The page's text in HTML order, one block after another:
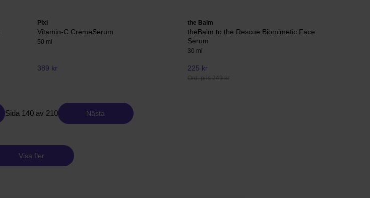
Pixi
Vitamin-C CremeSerum
50 ml
389 kr
the Balm
theBalm to the Rescue Biomimetic Face
Serum
30 ml
225 kr
Ord. pris 249 kr
Sida 140 av 210 Nästa
Visa fler